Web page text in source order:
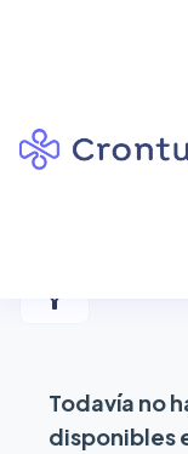
de
filter_alt
Todavía no
disponibles